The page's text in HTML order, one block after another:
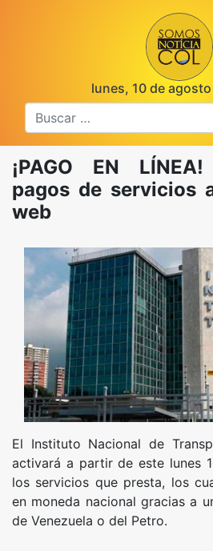
lunes, 10 de
¡PAGO EN
pagos de servicios
web
El Instituto Nacional de
activará a partir de este lunes
los servicios que presta, los
en moneda nacional gracias a
de Venezuela o del Petro.